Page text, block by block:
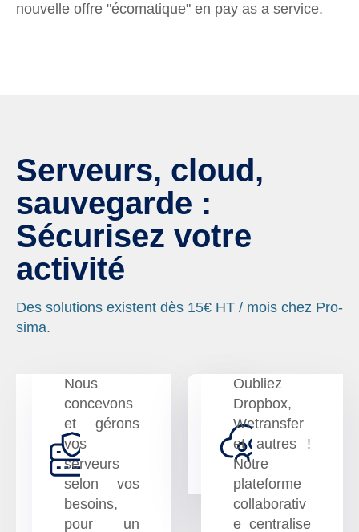
nouvelle offre "écomatique" en pay as a service.
Serveurs, cloud,
sauvegarde :
Sécurisez votre
activité
Des solutions existent dès 15€ HT / mois chez Pro-
sima.
Serveurs
sur
mesure
Nous
concevons
et gérons
vos
serveurs
selon vos
besoins,
pour un
Cloud
Oubliez
Dropbox,
Wetransfer
et autres !
Notre
plateforme
collaborativ
e centralise